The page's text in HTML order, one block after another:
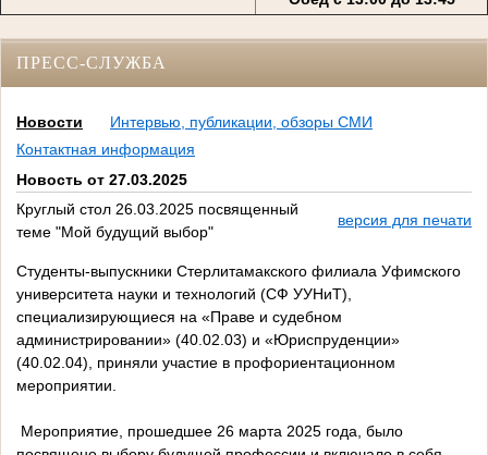
ПРЕСС-СЛУЖБА
Новости
Интервью, публикации, обзоры СМИ
Контактная информация
Новость от 27.03.2025
Круглый стол 26.03.2025 посвященный
теме "Мой будущий выбор"
версия для печати
Студенты-выпускники Стерлитамакского филиала Уфимского
университета науки и технологий (СФ УУНиТ),
специализирующиеся на «Праве и судебном
администрировании» (40.02.03) и «Юриспруденции»
(40.02.04), приняли участие в профориентационном
мероприятии.
Мероприятие, прошедшее 26 марта 2025 года, было